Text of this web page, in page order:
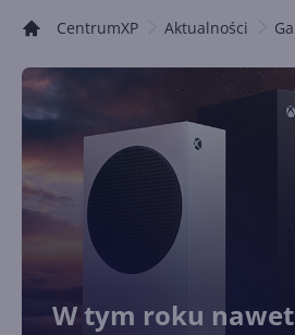
CentrumXP Aktualności
W tym roku nawet